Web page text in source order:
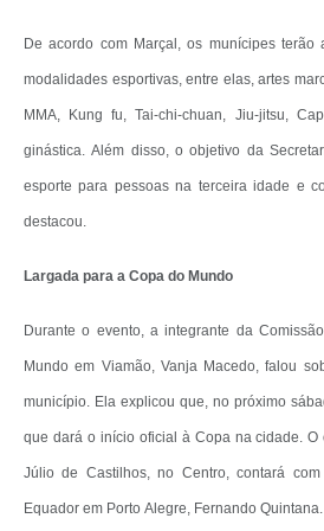
De acordo com Marçal, os munícipes terão
modalidades esportivas, entre elas, artes
MMA, Kung fu, Tai-chi-chuan, Jiu-jitsu,
ginástica. Além disso, o objetivo da
esporte para pessoas na terceira idade e
destacou.
Largada para a Copa do Mundo
Durante o evento, a integrante da
Mundo em Viamão, Vanja Macedo, falou
município. Ela explicou que, no próximo
que dará o início oficial à Copa na cidade.
Júlio de Castilhos, no Centro, contará
Equador em Porto Alegre, Fernando